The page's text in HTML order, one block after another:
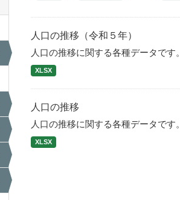
人口の推移（令和５年）
人口の推移に関する各種データです。
XLSX
人口の推移
人口の推移に関する各種データです。
XLSX